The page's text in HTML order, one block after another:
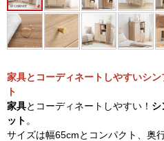
家具とコーディネートしやすいシ
ト
家具とコーディネートしやすい！ シ
ット 。
サイズは幅65cmとコンパクト、奥